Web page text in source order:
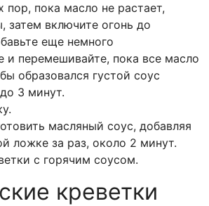
пор, пока масло не растает,
затем включите огонь до
еще немного
и перемешивайте, пока все масло
образовался густой соус
3 минут.
масляный соус, добавляя
ложке за раз, около 2 минут.
с горячим соусом.
креветки